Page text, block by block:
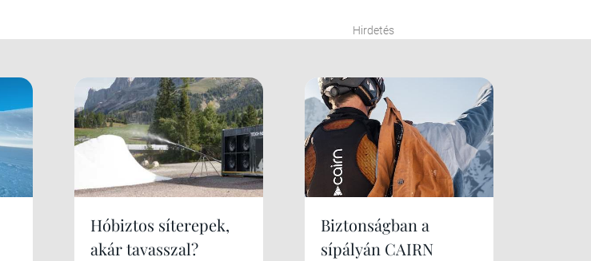
Hirdetés
Hóbiztos síterepek,
akár tavasszal?
Biztonságban a
sípályán CAIRN